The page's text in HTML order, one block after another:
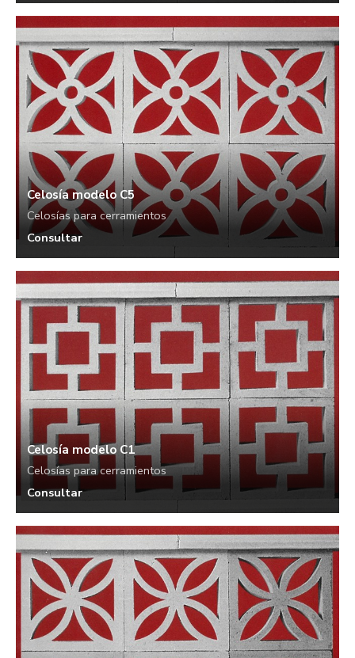
Celosía modelo C5
Celosías para cerramientos
Consultar
Celosía modelo C1
Celosías para cerramientos
Consultar